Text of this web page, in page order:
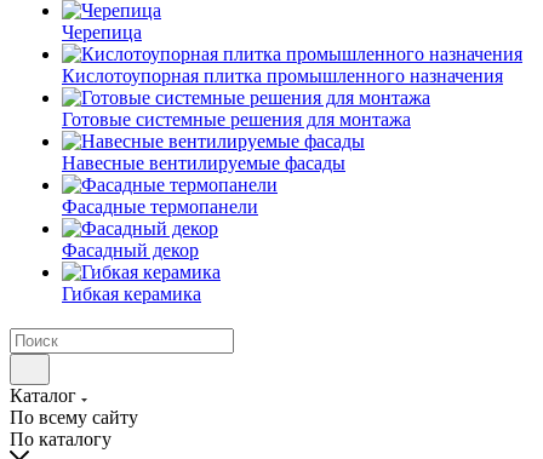
Черепица
Кислотоупорная плитка промышленного назначения
Готовые системные решения для монтажа
Навесные вентилируемые фасады
Фасадные термопанели
Фасадный декор
Гибкая керамика
Каталог
По всему сайту
По каталогу